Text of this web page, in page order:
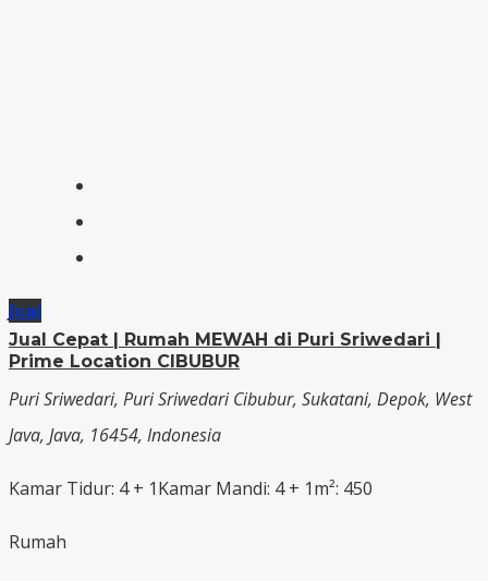
Jual
Jual Cepat | Rumah MEWAH di Puri Sriwedari |
Prime Location CIBUBUR
Puri Sriwedari, Puri Sriwedari Cibubur, Sukatani, Depok, West
Java, Java, 16454, Indonesia
Kamar Tidur: 4 + 1Kamar Mandi: 4 + 1m²: 450
Rumah